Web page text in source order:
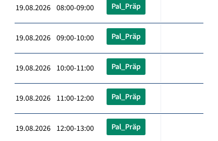
19.08.2026 08:00-09:00 Pal_Präp
19.08.2026 09:00-10:00 Pal_Präp
19.08.2026 10:00-11:00 Pal_Präp
19.08.2026 11:00-12:00 Pal_Präp
19.08.2026 12:00-13:00 Pal_Präp